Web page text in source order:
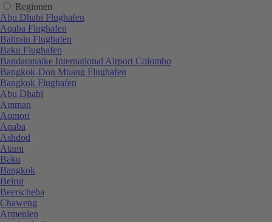
Regionen
Abu Dhabi Flughafen
Aqaba Flughafen
Bahrain Flughafen
Baku Flughafen
Bandaranaike International Airport Colombo
Bangkok-Don Muang Flughafen
Bangkok Flughafen
Abu Dhabi
Amman
Aomori
Aqaba
Ashdod
Atami
Baku
Bangkok
Beirut
Beerscheba
Chaweng
Armenien